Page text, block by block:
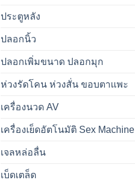
ประตูหลัง
ปลอกนิ้ว
ปลอกเพิ่มขนาด ปลอกมุก
ห่วงรัดโคน ห่วงสั่น ขอบตาแพะ
เครื่องนวด AV
เครื่องเย็ดอัตโนมัติ Sex Machine
เจลหล่อลื่น
เบ็ดเตล็ด